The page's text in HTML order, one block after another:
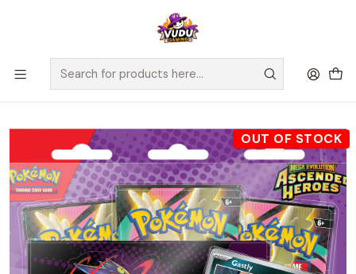
🚀 ¡Despachamos a todo Chile! Envío GRATIS a Regiones sobre
$100.000 y a RM sobre $35.000
Juegos de Cartas TCG Pokémon Sellados Pokémon
Pokemon TCG Mega Evolution - Gastly Ascended Heroes Tech
Sticker Collection
OUT OF STOCK